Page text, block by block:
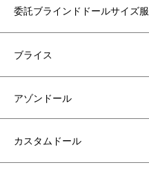
委託ブラインドドールサイズ服
ブライス
アゾンドール
カスタムドール